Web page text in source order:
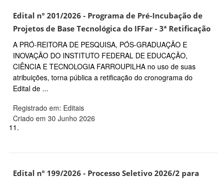
Edital nº 201/2026 - Programa de Pré-Incubação de
Projetos de Base Tecnológica do IFFar - 3ª Retificação
A PRÓ-REITORA DE PESQUISA, PÓS-GRADUAÇÃO E
INOVAÇÃO DO INSTITUTO FEDERAL DE EDUCAÇÃO,
CIÊNCIA E TECNOLOGIA FARROUPILHA no uso de suas
atribuições, torna pública a retificação do cronograma do
Edital de ...
Registrado em: Editais
Criado em 30 Junho 2026
11.
Edital nº 199/2026 - Processo Seletivo 2026/2 para